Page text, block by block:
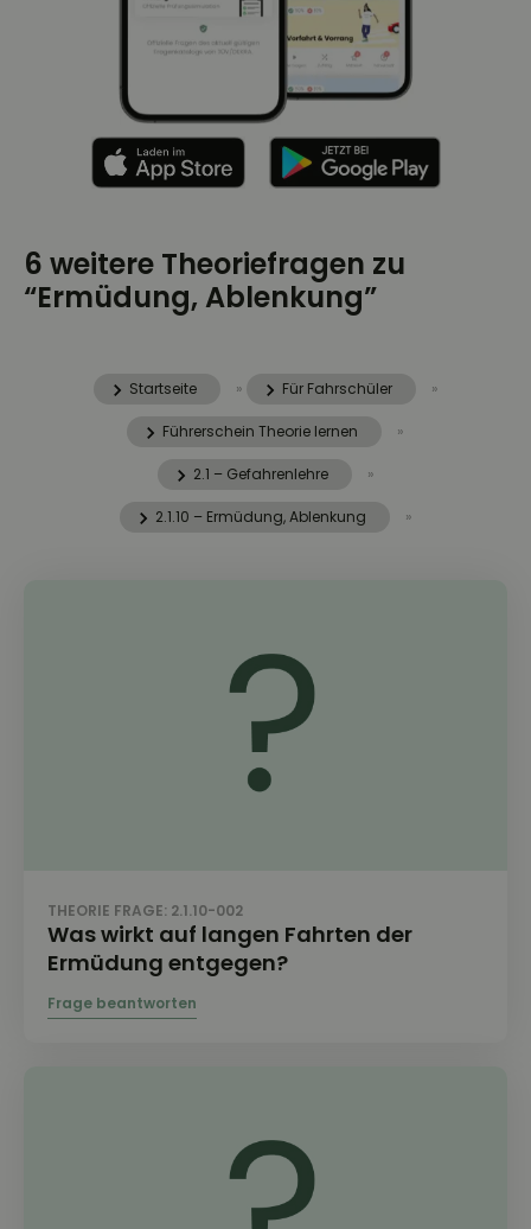
6 weitere Theoriefragen zu
“Ermüdung, Ablenkung”
Startseite » Für Fahrschüler »
Führerschein Theorie lernen »
2.1 – Gefahrenlehre »
2.1.10 – Ermüdung, Ablenkung »
THEORIE FRAGE: 2.1.10-002
Was wirkt auf langen Fahrten der
Ermüdung entgegen?